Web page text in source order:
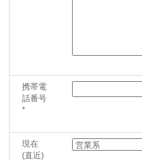
携帯電
話番号
*
現在
(直近)